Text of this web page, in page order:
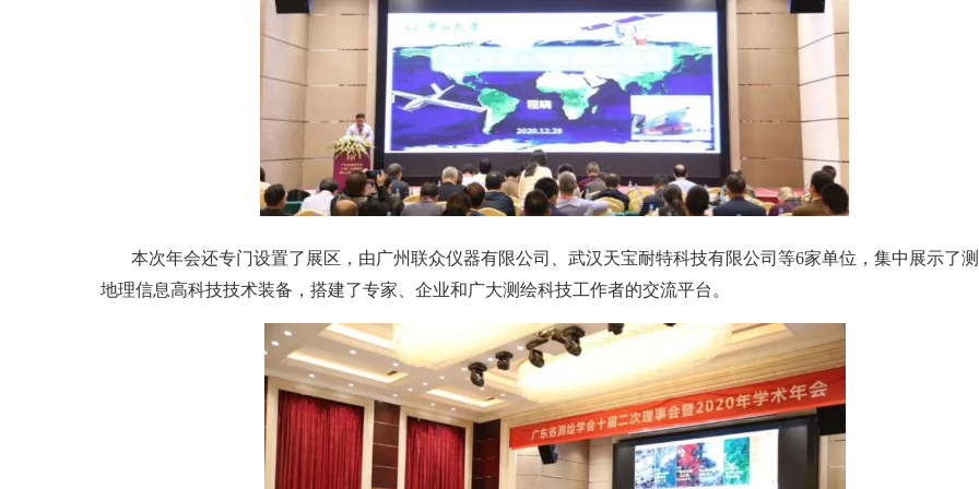
本次年会还专门设置了展区，由广州联众仪器有限公司、武汉天宝耐特科技有限公司等6家单位，集中展示了
地理信息高科技技术装备，搭建了专家、企业和广大测绘科技工作者的交流平台。